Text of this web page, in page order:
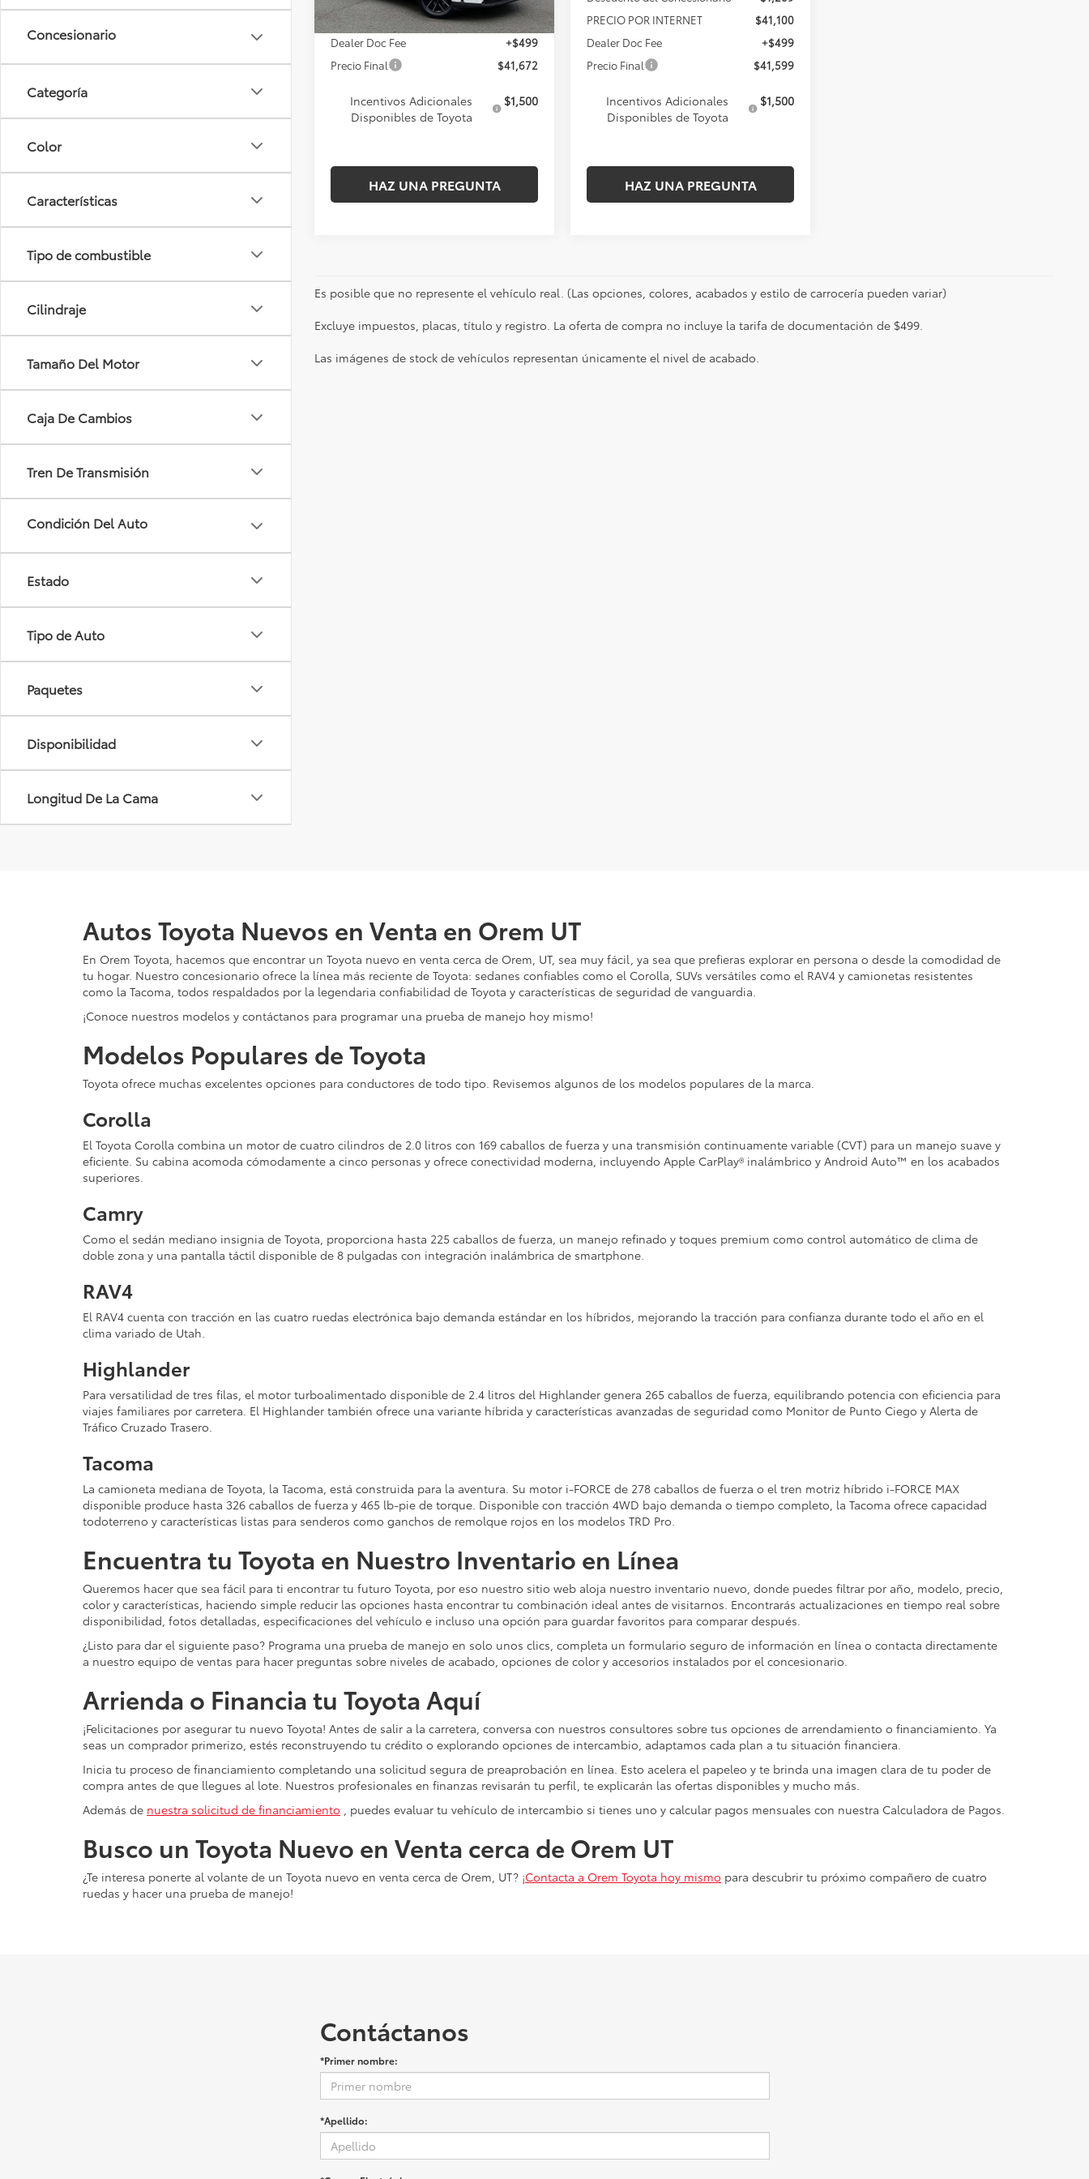
Categoría
Color
Características
Tipo de combustible
Cilindraje
Tamaño Del Motor
Caja De Cambios
Tren De Transmisión
Estado
Tipo de Auto
Paquetes
Disponibilidad
Longitud De La Cama
PRECIO POR INTERNET
$41,173
Dealer Doc Fee
+$499
Precio Final
$41,672
Incentivos Adicionales
Disponibles de Toyota
$1,500
HAZ UNA PREGUNTA
PRECIO POR INTERNET
$41,100
Dealer Doc Fee
+$499
Precio Final
$41,599
Incentivos Adicionales
Disponibles de Toyota
$1,500
HAZ UNA PREGUNTA
Es posible que no represente el vehículo real. (Las opciones, colores, acabados y estilo de carrocería pueden variar)
Excluye impuestos, placas, título y registro. La oferta de compra no incluye la tarifa de documentación de $499.
Las imágenes de stock de vehículos representan únicamente el nivel de acabado.
Autos Toyota Nuevos en Venta en Orem UT
En Orem Toyota, hacemos que encontrar un Toyota nuevo en venta cerca de Orem, UT, sea muy fácil, ya sea que prefieras explorar en persona o desde la comodidad de
tu hogar. Nuestro concesionario ofrece la línea más reciente de Toyota: sedanes confiables como el Corolla, SUVs versátiles como el RAV4 y camionetas resistentes
como la Tacoma, todos respaldados por la legendaria confiabilidad de Toyota y características de seguridad de vanguardia.
¡Conoce nuestros modelos y contáctanos para programar una prueba de manejo hoy mismo!
Modelos Populares de Toyota
Toyota ofrece muchas excelentes opciones para conductores de todo tipo. Revisemos algunos de los modelos populares de la marca.
Corolla
El Toyota Corolla combina un motor de cuatro cilindros de 2.0 litros con 169 caballos de fuerza y una transmisión continuamente variable (CVT) para un manejo suave y
eficiente. Su cabina acomoda cómodamente a cinco personas y ofrece conectividad moderna, incluyendo Apple CarPlay® inalámbrico y Android Auto™ en los acabados
superiores.
Camry
Como el sedán mediano insignia de Toyota, proporciona hasta 225 caballos de fuerza, un manejo refinado y toques premium como control automático de clima de
doble zona y una pantalla táctil disponible de 8 pulgadas con integración inalámbrica de smartphone.
RAV4
El RAV4 cuenta con tracción en las cuatro ruedas electrónica bajo demanda estándar en los híbridos, mejorando la tracción para confianza durante todo el año en el
clima variado de Utah.
Highlander
Para versatilidad de tres filas, el motor turboalimentado disponible de 2.4 litros del Highlander genera 265 caballos de fuerza, equilibrando potencia con eficiencia para
viajes familiares por carretera. El Highlander también ofrece una variante híbrida y características avanzadas de seguridad como Monitor de Punto Ciego y Alerta de
Tráfico Cruzado Trasero.
Tacoma
La camioneta mediana de Toyota, la Tacoma, está construida para la aventura. Su motor i-FORCE de 278 caballos de fuerza o el tren motriz híbrido i-FORCE MAX
disponible produce hasta 326 caballos de fuerza y 465 lb-pie de torque. Disponible con tracción 4WD bajo demanda o tiempo completo, la Tacoma ofrece capacidad
todoterreno y características listas para senderos como ganchos de remolque rojos en los modelos TRD Pro.
Encuentra tu Toyota en Nuestro Inventario en Línea
Queremos hacer que sea fácil para ti encontrar tu futuro Toyota, por eso nuestro sitio web aloja nuestro inventario nuevo, donde puedes filtrar por año, modelo, precio,
color y características, haciendo simple reducir las opciones hasta encontrar tu combinación ideal antes de visitarnos. Encontrarás actualizaciones en tiempo real sobre
disponibilidad, fotos detalladas, especificaciones del vehículo e incluso una opción para guardar favoritos para comparar después.
¿Listo para dar el siguiente paso? Programa una prueba de manejo en solo unos clics, completa un formulario seguro de información en línea o contacta directamente
a nuestro equipo de ventas para hacer preguntas sobre niveles de acabado, opciones de color y accesorios instalados por el concesionario.
Arrienda o Financia tu Toyota Aquí
¡Felicitaciones por asegurar tu nuevo Toyota! Antes de salir a la carretera, conversa con nuestros consultores sobre tus opciones de arrendamiento o financiamiento. Ya
seas un comprador primerizo, estés reconstruyendo tu crédito o explorando opciones de intercambio, adaptamos cada plan a tu situación financiera.
Inicia tu proceso de financiamiento completando una solicitud segura de preaprobación en línea. Esto acelera el papeleo y te brinda una imagen clara de tu poder de
compra antes de que llegues al lote. Nuestros profesionales en finanzas revisarán tu perfil, te explicarán las ofertas disponibles y mucho más.
Además de nuestra solicitud de financiamiento , puedes evaluar tu vehículo de intercambio si tienes uno y calcular pagos mensuales con nuestra Calculadora de Pagos.
Busco un Toyota Nuevo en Venta cerca de Orem UT
¿Te interesa ponerte al volante de un Toyota nuevo en venta cerca de Orem, UT? ¡Contacta a Orem Toyota hoy mismo para descubrir tu próximo compañero de cuatro
ruedas y hacer una prueba de manejo!
Contáctanos
*Primer nombre:
*Apellido: